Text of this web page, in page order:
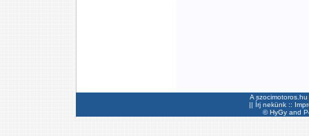
A
|| Írj nekünk ::
©HyGyand